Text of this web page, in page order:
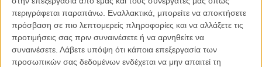
περιγράφεται παραπάνω. Εναλλακτικά, μπορείτε να αποκτήσετε
πρόσβαση σε πιο λεπτομερείς πληροφορίες και να αλλάξετε τις
προτιμήσεις σας πριν συναινέσετε ή να αρνηθείτε να
συναινέσετε. Λάβετε υπόψη ότι κάποια επεξεργασία των
προσωπικών σας δεδομένων ενδέχεται να μην απαιτεί τη
οι δύο αίθουσες γέμισαν όχι μόνο από φανατικούς των αγώνων
ταχύτητας αλλά και από γυναίκες.
Διαβάστε περισσότερα για το ντοκιμαντέρ εδώ